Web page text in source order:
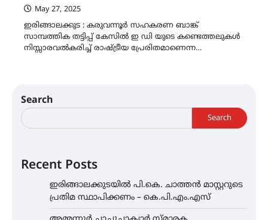
May 27, 2025
ഇരിങ്ങാലക്കുട : കരുവന്നൂർ സഹകരണ ബാങ്ക്
സാമ്പത്തിക തട്ടിപ്പ് കേസിൽ ഇ ഡി യുടെ കണ്ടെത്തലുകൾ
നിസ്സാരവൽകരിച്ച് രാഷ്ട്രീയ പ്രേരിതമാണെന്ന…
Search
Search
Recent Posts
ഇരിങ്ങാലക്കുടയിൽ പി.കെ. ചാത്തൻ മാസ്റ്ററുടെ
പ്രതിമ സ്ഥാപിക്കണം – കെ.പി.എം.എസ്